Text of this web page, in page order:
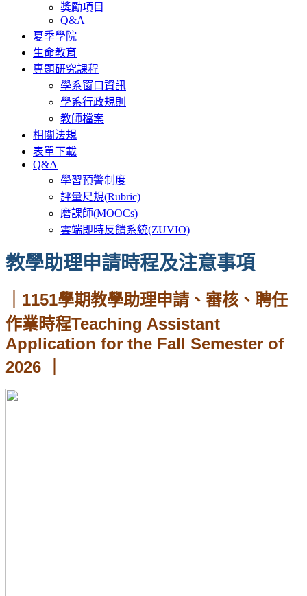
獎勵項目
Q&A
夏季學院
生命教育
專題研究課程
學系窗口資訊
學系行政規則
教師檔案
相關法規
表單下載
Q&A
學習預警制度
評量尺規(Rubric)
磨課師(MOOCs)
雲端即時反饋系統(ZUVIO)
教學助理申請時程及注意事項
｜1151學期教學助理申請、審核、聘任
作業時程Teaching Assistant
Application for the Fall Semester of
2026 ｜